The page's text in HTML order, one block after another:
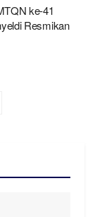
ke-41
Resmikan